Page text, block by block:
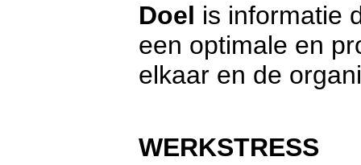
Doel is informatie
een optimale en
elkaar en de
WERKSTRESS